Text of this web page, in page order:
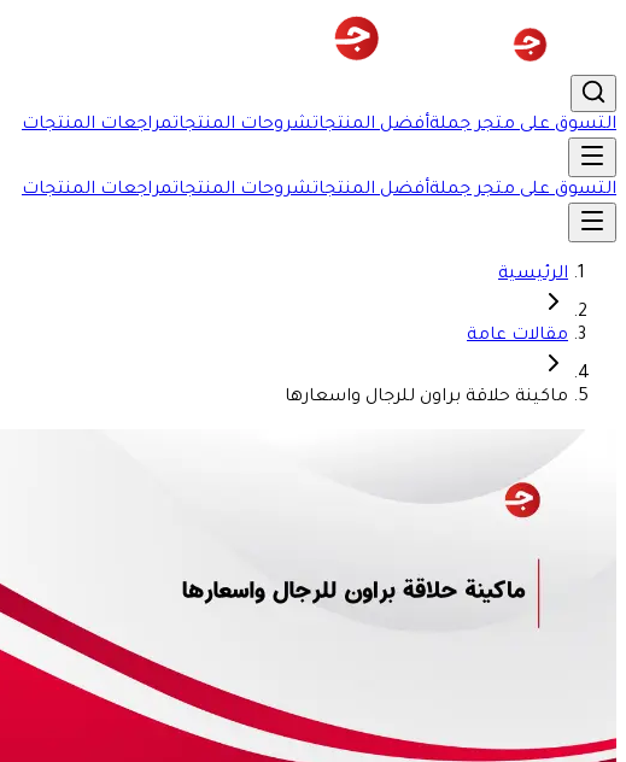
التسوق على متجر جملةأفضل المنتجاتشروحات المنتجاتمراجعات المنتجات
التسوق على متجر جملةأفضل المنتجاتشروحات المنتجاتمراجعات المنتجات
الرئيسية
مقالات عامة
ماكينة حلاقة براون للرجال واسعارها